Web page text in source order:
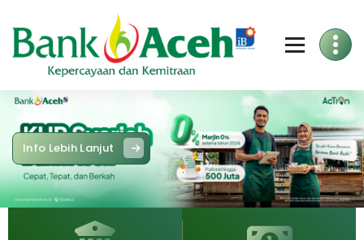
to
Content
Info Lebih Lanjut